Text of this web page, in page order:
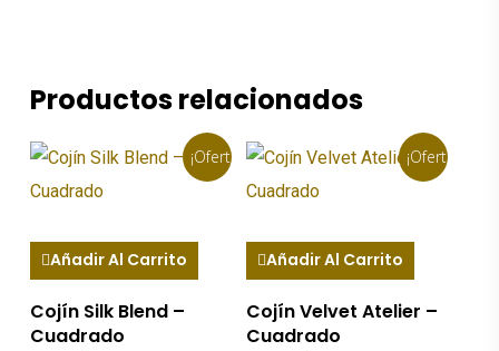
Productos relacionados
¡Oferta!
Añadir Al Carrito
Cojín Silk Blend –
Cuadrado
¡Oferta!
Añadir Al Carrito
Cojín Velvet Atelier –
Cuadrado